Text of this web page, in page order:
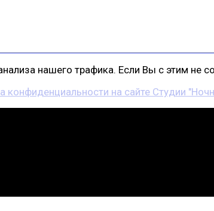
нашего трафика. Если Вы с этим не
конфиденциальности на сайте Студии